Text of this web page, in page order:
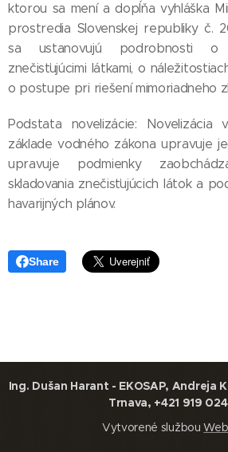
ktorou sa mení a dopĺňa vyhláška
prostredia Slovenskej republiky č.
sa ustanovujú podrobnosti o
znečisťujúcimi látkami, o
o postupe pri riešení mimoriadneho
Podstata novelizácie: Novelizácia
základe vodného zákona upravuje
upravuje podmienky
skladovania znečisťujúcich látok a
havarijných plánov.
Share
Ing. Dušan Harant - EKOSAP, Andreja
Trnava, +421 919 024
Vytvorené službou